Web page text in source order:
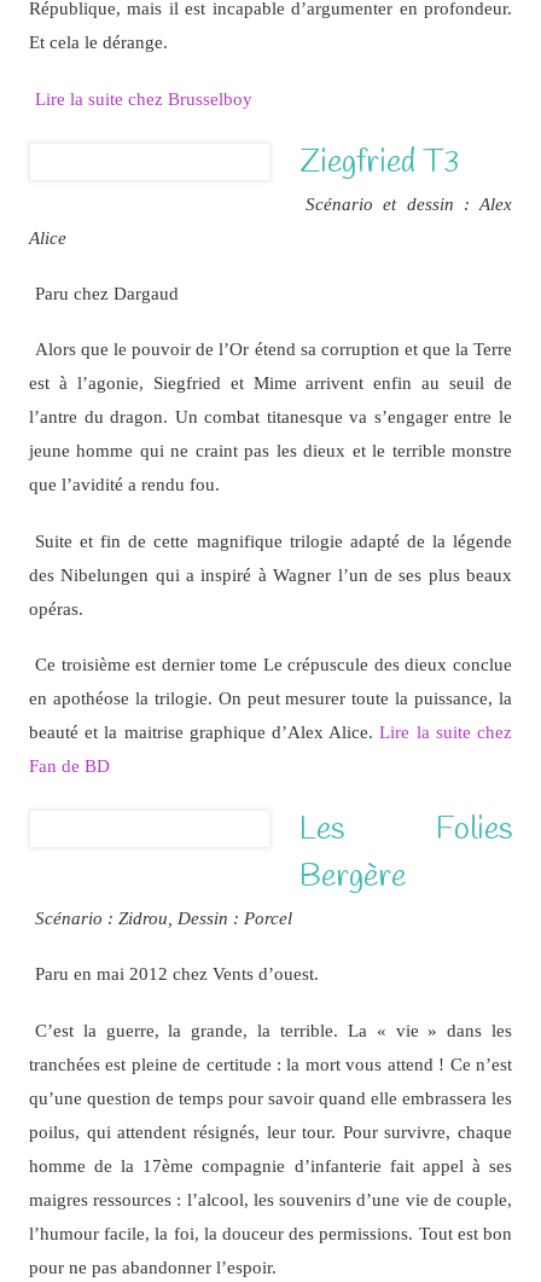
République, mais il est incapable d’argumenter en profondeur.
Et cela le dérange.
Lire la suite chez Brusselboy
Ziegfried T3
Scénario et dessin : Alex
Alice
Paru chez Dargaud
Alors que le pouvoir de l’Or étend sa corruption et que la Terre
est à l’agonie, Siegfried et Mime arrivent enfin au seuil de
l’antre du dragon. Un combat titanesque va s’engager entre le
jeune homme qui ne craint pas les dieux et le terrible monstre
que l’avidité a rendu fou.
Suite et fin de cette magnifique trilogie adapté de la légende
des Nibelungen qui a inspiré à Wagner l’un de ses plus beaux
opéras.
Ce troisième est dernier tome Le crépuscule des dieux conclue
en apothéose la trilogie. On peut mesurer toute la puissance, la
beauté et la maitrise graphique d’Alex Alice.Lire la suite chez
Fan de BD
Les Folies
Bergère
Scénario : Zidrou, Dessin : Porcel
Paru en mai 2012 chez Vents d’ouest.
C’est la guerre, la grande, la terrible. La « vie » dans les
tranchées est pleine de certitude : la mort vous attend ! Ce n’est
qu’une question de temps pour savoir quand elle embrassera les
poilus, qui attendent résignés, leur tour. Pour survivre, chaque
homme de la 17ème compagnie d’infanterie fait appel à ses
maigres ressources : l’alcool, les souvenirs d’une vie de couple,
l’humour facile, la foi, la douceur des permissions. Tout est bon
pour ne pas abandonner l’espoir.